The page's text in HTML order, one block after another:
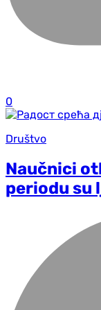
0
Društvo
Naučnici
periodu su